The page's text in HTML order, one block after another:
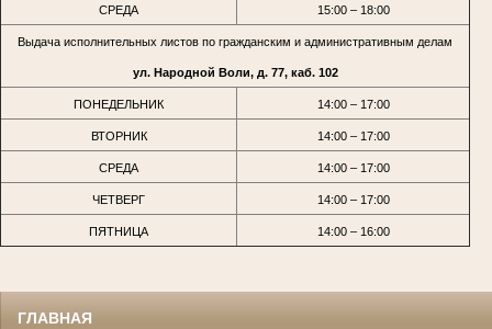
СРЕДА 15:00 – 18:00
Выдача исполнительных листов по гражданским и административным делам
ул. Народной Воли, д. 77, каб. 102
ПОНЕДЕЛЬНИК 14:00 – 17:00
ВТОРНИК 14:00 – 17:00
СРЕДА 14:00 – 17:00
ЧЕТВЕРГ 14:00 – 17:00
ПЯТНИЦА 14:00 – 16:00
ГЛАВНАЯ